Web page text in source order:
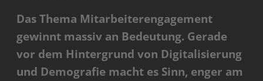
Das Thema Mitarbeiterengagement
gewinnt massiv an Bedeutung. Gerade
vor dem Hintergrund von Digitalisierung
und Demografie macht es Sinn, enger am